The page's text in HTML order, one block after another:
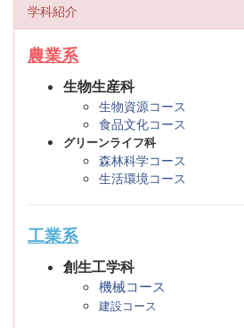
学科紹介
農業系
生物生産科
生物資源コース
食品文化コース
グリーンライフ科
森林科学コース
生活環境コース
工業系
創生工学科
機械コース
建設コース